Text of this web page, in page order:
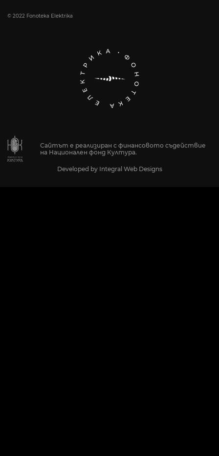
© 2022 Fonoteka Elektrika
Сайтът е реализиран с финансовото съдействие
на Национален фонд Култура.
Developed by Integral Web Designs